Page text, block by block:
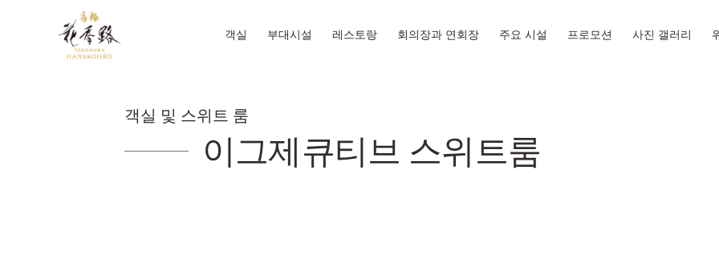
객실 부대시설 레스토랑 회의장과 연회장 주요 시설 프로모션 사진 갤러리
객실 및 스위트 룸
이그제큐티브 스위트룸